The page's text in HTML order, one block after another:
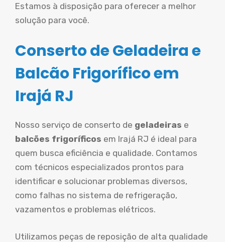
Estamos à disposição para oferecer a melhor
solução para você.
Conserto de Geladeira e
Balcão Frigorífico em
Irajá RJ
Nosso serviço de conserto de geladeiras e
balcões frigoríficos em Irajá RJ é ideal para
quem busca eficiência e qualidade. Contamos
com técnicos especializados prontos para
identificar e solucionar problemas diversos,
como falhas no sistema de refrigeração,
vazamentos e problemas elétricos.
Utilizamos peças de reposição de alta qualidade